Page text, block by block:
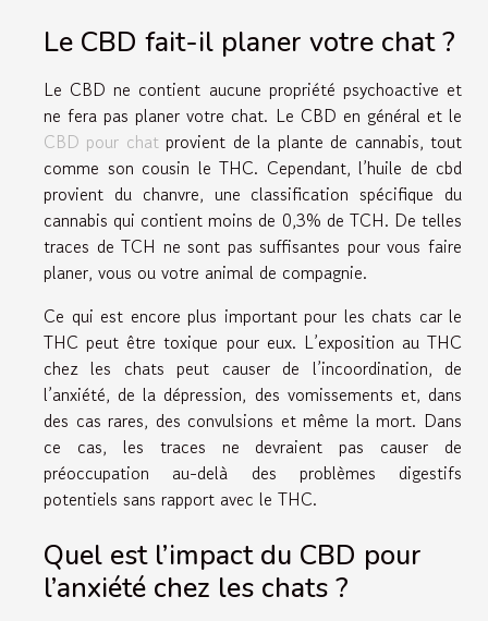
Le CBD fait-il planer votre chat ?
Le CBD ne contient aucune propriété psychoactive et
ne fera pas planer votre chat. Le CBD en général et le
CBD pour chatprovient de la plante de cannabis, tout
comme son cousin le THC. Cependant, l’huile de cbd
provient du chanvre, une classification spécifique du
cannabis qui contient moins de 0,3% de TCH. De telles
traces de TCH ne sont pas suffisantes pour vous faire
planer, vous ou votre animal de compagnie.
Ce qui est encore plus important pour les chats car le
THC peut être toxique pour eux. L’exposition au THC
chez les chats peut causer de l’incoordination, de
l’anxiété, de la dépression, des vomissements et, dans
des cas rares, des convulsions et même la mort. Dans
ce cas, les traces ne devraient pas causer de
préoccupation au-delà des problèmes digestifs
potentiels sans rapport avec le THC.
Quel est l’impact du CBD pour
l’anxiété chez les chats ?